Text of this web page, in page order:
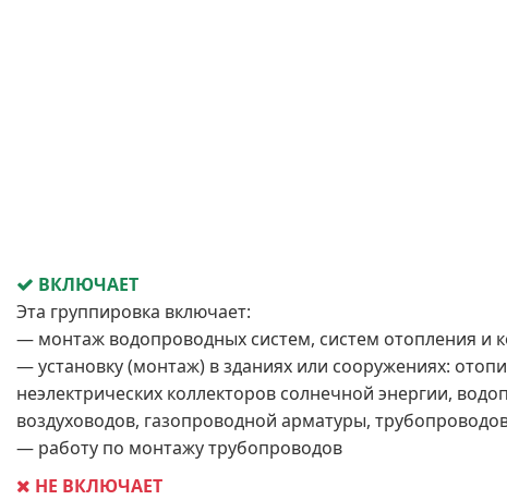
ВКЛЮЧАЕТ
Эта группировка включает:
— монтаж водопроводных систем, систем отопления и
— установку (монтаж) в зданиях или сооружениях:
неэлектрических коллекторов солнечной энергии,
воздуховодов, газопроводной арматуры,
— работу по монтажу трубопроводов
НЕ ВКЛЮЧАЕТ